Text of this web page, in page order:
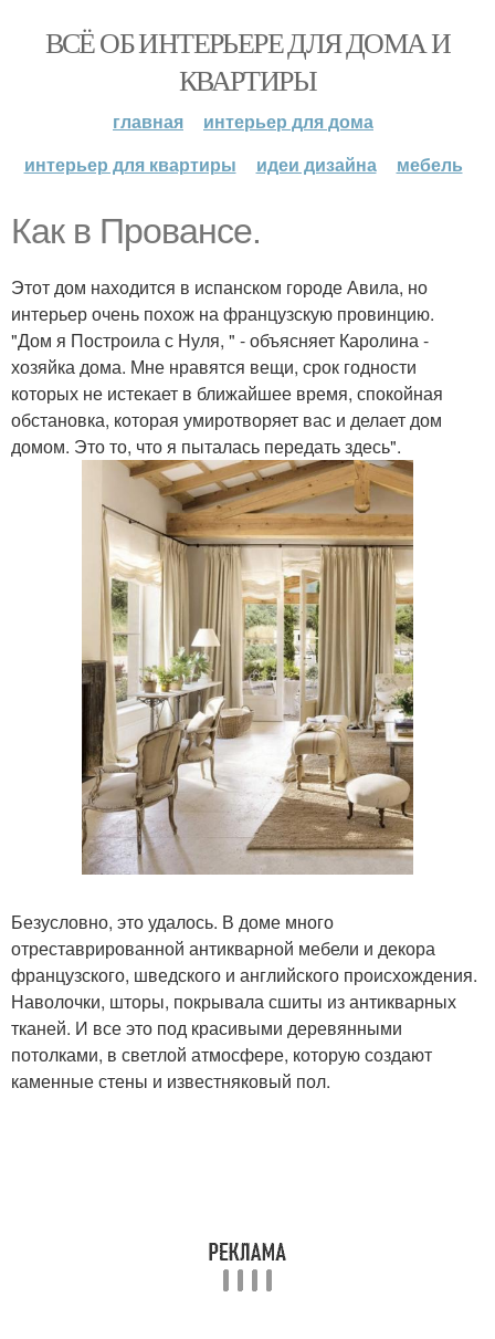
ВСЁ ОБ ИНТЕРЬЕРЕ ДЛЯ ДОМА И
КВАРТИРЫ
главная
интерьер для дома
интерьер для квартиры
идеи дизайна мебель
Как в Провансе.
Этот дом находится в испанском городе Авила, но
интерьер очень похож на французскую провинцию.
"Дом я Построила с Нуля, " - объясняет Каролина -
хозяйка дома. Мне нравятся вещи, срок годности
которых не истекает в ближайшее время, спокойная
обстановка, которая умиротворяет вас и делает дом
домом. Это то, что я пыталась передать здесь".
Безусловно, это удалось. В доме много
отреставрированной антикварной мебели и декора
французского, шведского и английского происхождения.
Наволочки, шторы, покрывала сшиты из антикварных
тканей. И все это под красивыми деревянными
потолками, в светлой атмосфере, которую создают
каменные стены и известняковый пол.